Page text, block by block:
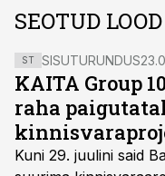
SEOTUD LOOD
ST SISUTURUNDUS
KAITA Group
raha
Kuni 29. juulini said